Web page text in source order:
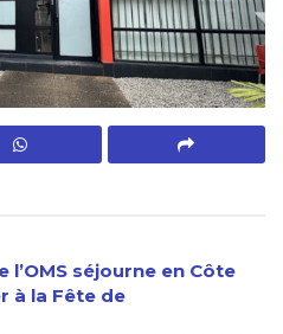
séjourne en Côte
à la Fête de